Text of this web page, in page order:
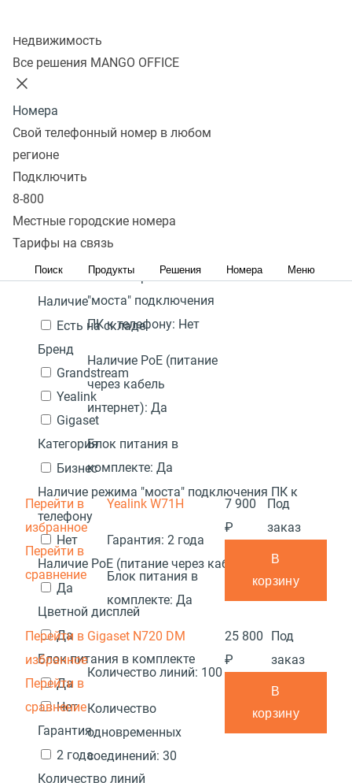
Недвижимость
Все решения MANGO OFFICE
Номера
Свой телефонный номер в любом
регионе
Подключить
8-800
Местные городские номера
Тарифы на связь
Поиск Продукты Решения Номера Меню
В избранном 0 товаров
Сбросить
DECT телефон с PoE
Популярные
дешевые
Акция
Цена,
-
Наличие
Есть на складе
Бренд
Grandstream
Yealink
Gigaset
Категория
Бизнес
Наличие режима "моста" подключения ПК к
телефону
Нет
Наличие PoE (питание через кабель интернет)
Да
Цветной дисплей
Да
Блок питания в комплекте
Да
Нет
Гарантия
2 года
Количество линий
Перейти в
избранное
сравнение
Гарантия:
Наличие режима
"моста" подключения
ПК к телефону: Нет
Наличие PoE (питание
через кабель
интернет): Да
Блок питания в
комплекте: Да
Перейти в
избранное
Перейти в
сравнение
Yealink W71H
Гарантия: 2 года
Блок питания в
комплекте: Да
7 900
₽
Под
заказ
В
корзину
Перейти в
избранное
Перейти в
сравнение
Gigaset N720 DM
Количество линий: 100
Количество
одновременных
соединений: 30
25 800
₽
Под
заказ
В
корзину